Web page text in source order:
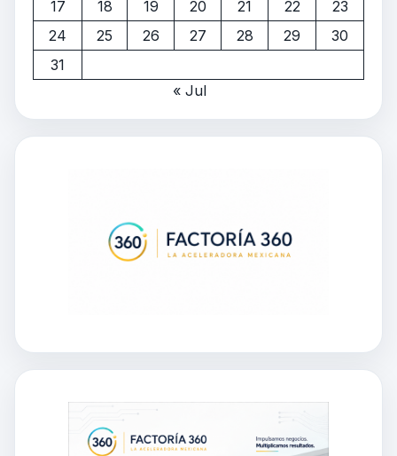
17 18 19 20 21 22
23
24
25 26 27 28 29
30
31
« Jul